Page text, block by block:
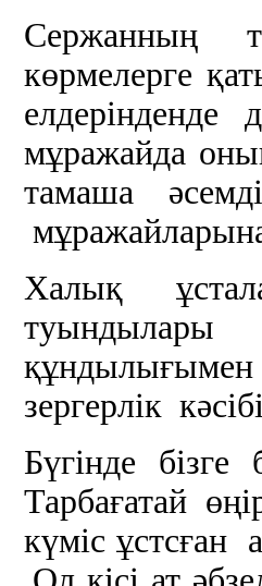
Сержанның
көрмелерге
елдерінденде
мұражайда
тамаша
Халық
туындылары
зергерлік
Бүгінде
Тарбағатай
күміс ұстсған